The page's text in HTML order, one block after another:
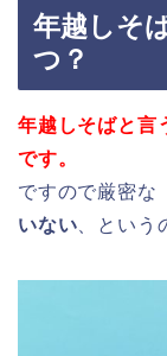
年越しそ
つ？
年越しそばと言
です。
ですので厳密な
いない 、という